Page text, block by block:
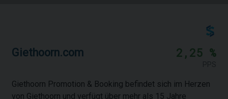
Giethoorn.com 2,25 %
Giethoorn Promotion & Booking befindet sich im Herzen
von Giethoorn und verfügt über mehr als 15 Jahre